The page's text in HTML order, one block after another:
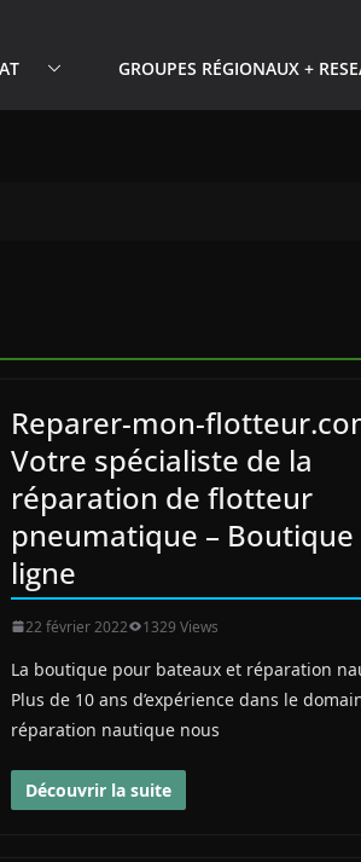
GROUPES RÉGIONAUX +
Reparer-mon-
Votre spécialiste de la
réparation de flotteur
pneumatique – Boutique
ligne
22 février 2022 1329 Views
La boutique pour bateaux et réparation
Plus de 10 ans d’expérience dans le
réparation nautique nous
Découvrir la suite